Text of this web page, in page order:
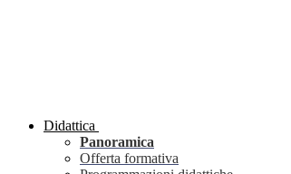
Didattica
Panoramica
Offerta formativa